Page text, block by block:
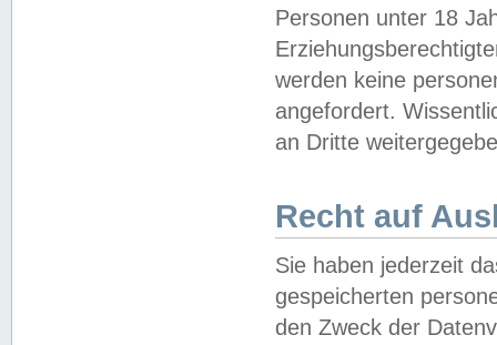
Personen unter 18
werden keine
angefordert.
an Dritte
Recht auf
Sie haben jederzeit
gespeicherten
den Zweck der